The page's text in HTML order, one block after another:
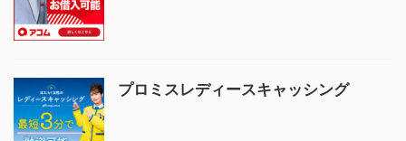
プロミスレディースキャッシング